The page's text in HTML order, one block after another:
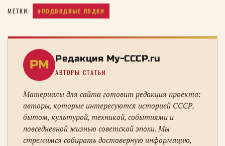
МЕТКИ: #ПОДВОДНЫЕ ЛОДКИ
РM Редакция My-CCCP.ru
АВТОРЫ СТАТЬИ
Материалы для сайта готовит редакция проекта:
авторы, которые интересуются историей СССР,
бытом, культурой, техникой, событиями и
повседневной жизнью советской эпохи. Мы
стремимся собирать достоверную информацию,